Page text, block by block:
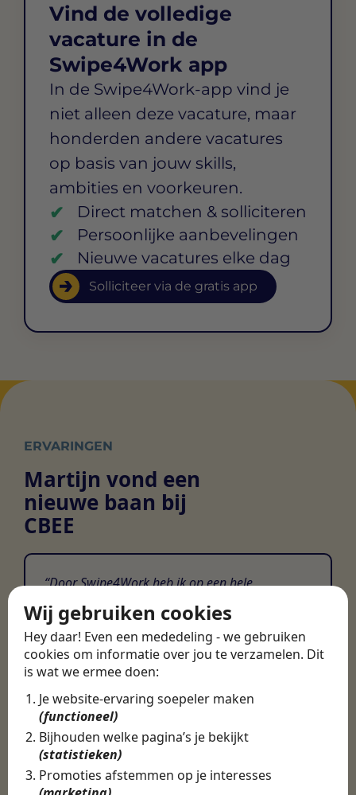
Wij gebruiken cookies
Hey daar! Even een mededeling - we gebruiken
cookies om informatie over jou te verzamelen. Dit
is wat we ermee doen:
Je website-ervaring soepeler maken
(functioneel)
Bijhouden welke pagina’s je bekijkt
(statistieken)
Promoties afstemmen op je interesses
Vind de volledige
vacature in de
Swipe4Work app
In de Swipe4Work-app vind je
niet alleen deze vacature, maar
honderden andere vacatures
op basis van jouw skills,
ambities en voorkeuren.
Direct matchen & solliciteren
Persoonlijke aanbevelingen
Nieuwe vacatures elke dag
Solliciteer via de gratis app
ERVARINGEN
Martijn vond een
nieuwe baan bij
CBEE
Door Swipe4Work heb ik op een hele
een hele leuke nieuwe baan gevonden. Met heel
veel nieuwe uitdagingen!
Martijn
Certinia Consultant